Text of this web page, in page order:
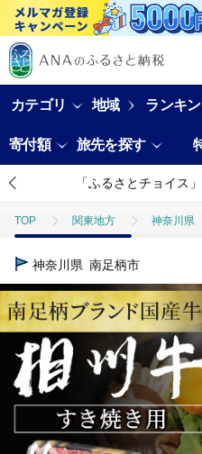
カテゴリ 地域 ランキ
寄付額 旅先を探す
「ふるさとチョイス
TOP 関東地方 神奈川県
TOP
TOP 肉 牛肉 ほか
神奈川県 南足柄市